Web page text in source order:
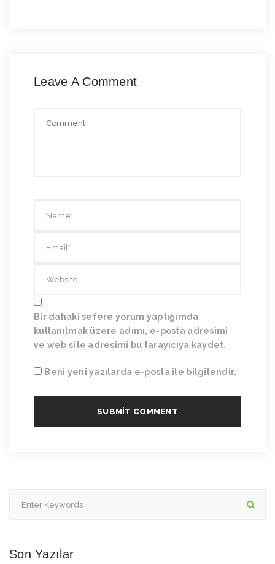
Leave A Comment
Bir dahaki sefere yorum yaptığımda
kullanılmak üzere adımı, e-posta adresimi
ve web site adresimi bu tarayıcıya kaydet.
Beni yeni yazılarda e-posta ile bilgilendir.
Son Yazılar